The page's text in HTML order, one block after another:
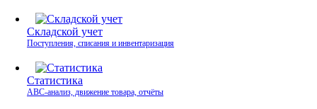
Складской учет
Поступления, списания и инвентаризация
Статистика
ABC-анализ, движение товара, отчёты